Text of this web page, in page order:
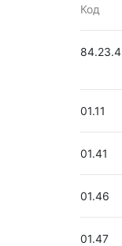
Код
84.23.4
01.11
01.41
01.46
01.47